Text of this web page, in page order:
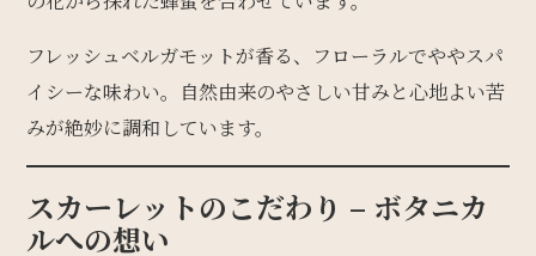
フレッシュベルガモットが香る、フローラルでややスパ
イシーな味わい。自然由来のやさしい甘みと心地よい苦
みが絶妙に調和しています。
スカーレットのこだわり – ボタニカ
ルへの想い